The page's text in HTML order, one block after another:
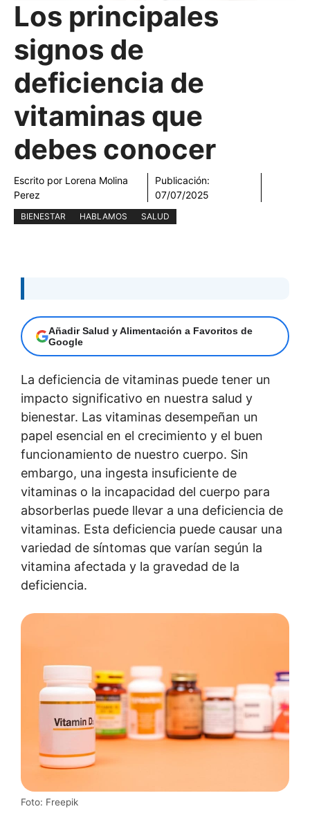
Los principales
signos de
deficiencia de
vitaminas que
debes conocer
Escrito por Lorena Molina
Perez
Publicación:
07/07/2025
BIENESTAR HABLAMOS SALUD
Añadir Salud y Alimentación a Favoritos de
Google
La deficiencia de vitaminas puede tener un
impacto significativo en nuestra salud y
bienestar. Las vitaminas desempeñan un
papel esencial en el crecimiento y el buen
funcionamiento de nuestro cuerpo. Sin
embargo, una ingesta insuficiente de
vitaminas o la incapacidad del cuerpo para
absorberlas puede llevar a una deficiencia de
vitaminas. Esta deficiencia puede causar una
variedad de síntomas que varían según la
vitamina afectada y la gravedad de la
deficiencia.
Foto: Freepik